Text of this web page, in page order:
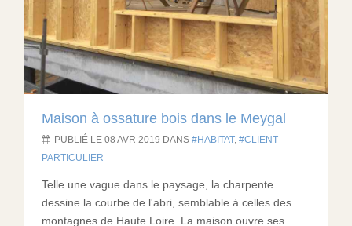
Maison à ossature bois dans le Meygal
PUBLIÉ LE 08 AVR 2019 DANS HABITAT,
CLIENT
PARTICULIER
Telle une vague dans le paysage, la charpente
dessine la courbe de l'abri, semblable à celles des
montagnes de Haute Loire. La maison ouvre ses